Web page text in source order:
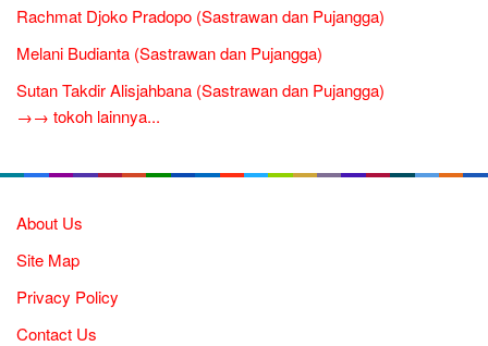
Rachmat Djoko Pradopo (Sastrawan dan Pujangga)
Melani Budianta (Sastrawan dan Pujangga)
Sutan Takdir Alisjahbana (Sastrawan dan Pujangga)
→→ tokoh lainnya...
About Us
Site Map
Privacy Policy
Contact Us